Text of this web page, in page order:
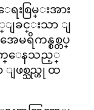
စြမ္းအား
ခင္းသာ ျ
မရိကန္စစ္တပ္
ရြက္ေနသည့္
ဖစ္သည္ဟု ထ